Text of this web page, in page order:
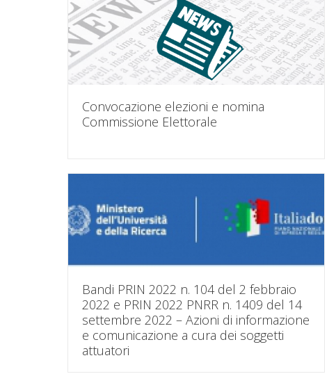
Convocazione elezioni e nomina
Commissione Elettorale
Bandi PRIN 2022 n. 104 del 2 febbraio
2022 e PRIN 2022 PNRR n. 1409 del 14
settembre 2022 – Azioni di informazione
e comunicazione a cura dei soggetti
attuatori